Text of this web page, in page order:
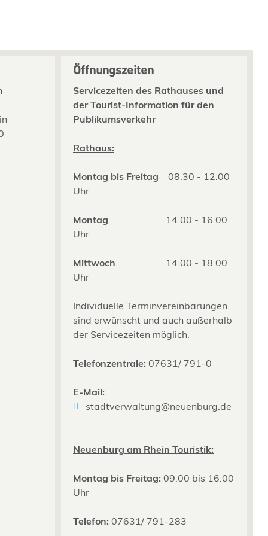
Öffnungszeiten
Servicezeiten des Rathauses und
der Tourist-Information für den
Publikumsverkehr
Rathaus:
Montag bis Freitag 08.30 - 12.00
Uhr
Montag
14.00 - 16.00
Uhr
Mittwoch
14.00 - 18.00
Uhr
Individuelle Terminvereinbarungen
sind erwünscht und auch außerhalb
der Servicezeiten möglich.
Telefonzentrale: 07631/ 791-0
E-Mail:
stadtverwaltung@neuenburg.de
Neuenburg am Rhein Touristik:
Montag bis Freitag: 09.00 bis 16.00
Uhr
Telefon: 07631/ 791-283